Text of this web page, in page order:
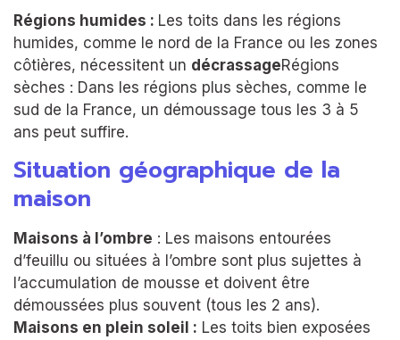
Régions humides : Les toits dans les régions
humides, comme le nord de la France ou les zones
côtières, nécessitent un décrassageRégions
sèches : Dans les régions plus sèches, comme le
sud de la France, un démoussage tous les 3 à 5
ans peut suffire.
Situation géographique de la
maison
Maisons à l’ombre : Les maisons entourées
d’feuillu ou situées à l’ombre sont plus sujettes à
l’accumulation de mousse et doivent être
démoussées plus souvent (tous les 2 ans).
Maisons en plein soleil : Les toits bien exposées